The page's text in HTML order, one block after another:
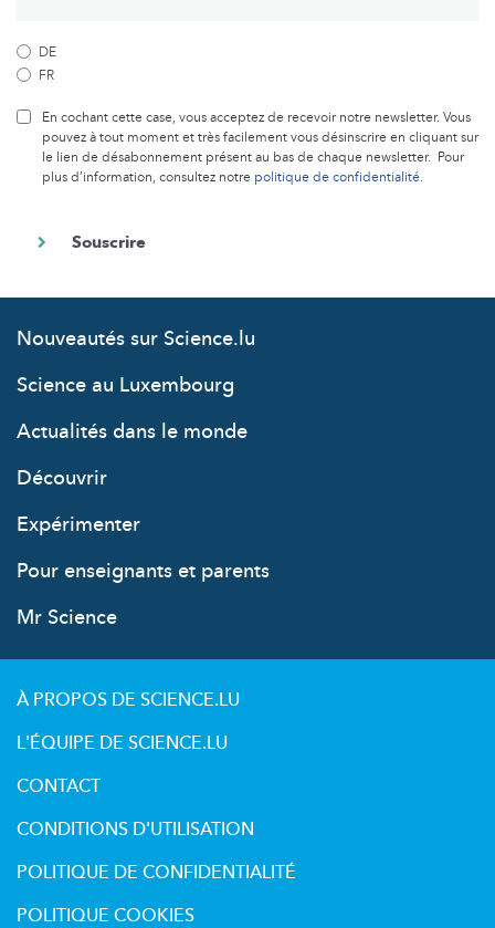
DE
FR
En cochant cette case, vous acceptez de recevoir notre newsletter. Vous
pouvez à tout moment et très facilement vous désinscrire en cliquant sur
le lien de désabonnement présent au bas de chaque newsletter. Pour
plus d’information, consultez notre politique de confidentialité.
Nouveautés sur Science.lu
Science au Luxembourg
Actualités dans le monde
Découvrir
Expérimenter
Pour enseignants et parents
Mr Science
À PROPOS DE SCIENCE.LU
L'ÉQUIPE DE SCIENCE.LU
CONTACT
CONDITIONS D'UTILISATION
POLITIQUE DE CONFIDENTIALITÉ
POLITIQUE COOKIES